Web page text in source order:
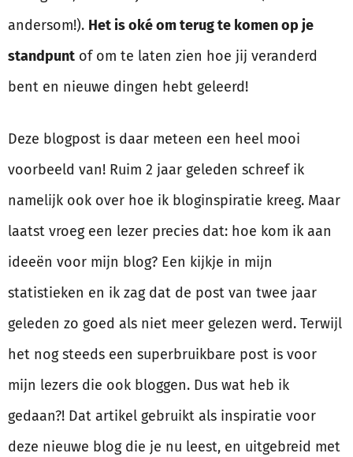
andersom!). Het is oké om terug te komen op je
standpunt of om te laten zien hoe jij veranderd
bent en nieuwe dingen hebt geleerd!
Deze blogpost is daar meteen een heel mooi
voorbeeld van! Ruim 2 jaar geleden schreef ik
namelijk ook over hoe ik bloginspiratie kreeg. Maar
laatst vroeg een lezer precies dat: hoe kom ik aan
ideeën voor mijn blog? Een kijkje in mijn
statistieken en ik zag dat de post van twee jaar
geleden zo goed als niet meer gelezen werd. Terwijl
het nog steeds een superbruikbare post is voor
mijn lezers die ook bloggen. Dus wat heb ik
gedaan?! Dat artikel gebruikt als inspiratie voor
deze nieuwe blog die je nu leest, en uitgebreid met